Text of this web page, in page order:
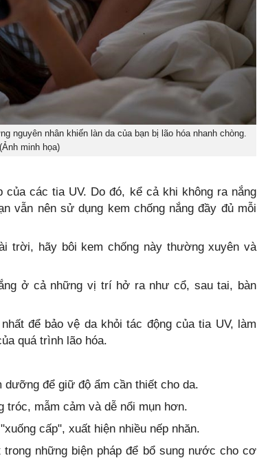
nguyên nhân khiến làn da của bạn bị lão hóa nhanh chòng.
(Ảnh minh họa)
các tia UV. Do đó, kể cả khi không ra nắng
vẫn nên sử dụng kem chống nắng đầy đủ mỗi
trời, hãy bôi kem chống này thường xuyên và
ở cả những vị trí hở ra như cổ, sau tai, bàn
để bảo vệ da khỏi tác động của tia UV, làm
quá trình lão hóa.
để giữ độ ẩm cần thiết cho da.
tróc, mẫm cảm và dễ nổi mụn hơn.
cấp", xuất hiện nhiều nếp nhăn.
những biện pháp để bổ sung nước cho cơ